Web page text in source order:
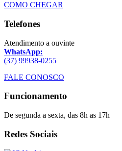
COMO CHEGAR
Telefones
Atendimento a ouvinte
WhatsApp:
(37) 99938-0255
FALE CONOSCO
Funcionamento
De segunda a sexta, das 8h as 17h
Redes Sociais